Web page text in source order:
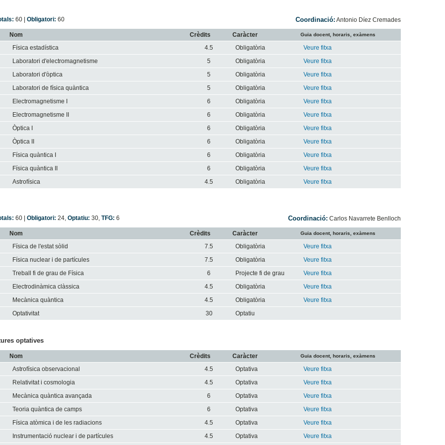
Coordinació: Antonio Díez Cremades
60| Obligatori: 60
Nom Crèdits Caràcter Guia docent, horaris, exàmens
Física estadística 4.5 Obligatòria
Veure fitxa
Laboratori d'electromagnetisme
5 Obligatòria
Veure fitxa
Laboratori d'òptica
5 Obligatòria
Veure fitxa
Laboratori de física quàntica
5 Obligatòria
Veure fitxa
Electromagnetisme I
6 Obligatòria
Veure fitxa
Electromagnetisme II
6 Obligatòria
Veure fitxa
Òptica I
6 Obligatòria
Veure fitxa
Òptica II
6 Obligatòria
Veure fitxa
Física quàntica I
6 Obligatòria
Veure fitxa
Física quàntica II
6 Obligatòria
Veure fitxa
Astrofísica
4.5 Obligatòria Veure fitxa
Coordinació: Carlos Navarrete Benlloch
60| Obligatori: 24, Optatiu: 30, TFG: 6
Nom Crèdits Caràcter Guia docent, horaris, exàmens
Física de l'estat sòlid 7.5 Obligatòria
Veure fitxa
Física nuclear i de partícules
7.5 Obligatòria
Veure fitxa
Treball fi de grau de Física
6 Projecte fi de grau
Veure fitxa
Electrodinàmica clàssica
4.5 Obligatòria
Veure fitxa
Mecànica quàntica
4.5 Obligatòria
Veure fitxa
Optativitat
30 Optatiu
optatives
Nom Crèdits Caràcter Guia docent, horaris, exàmens
Astrofísica observacional 4.5 Optativa
Veure fitxa
Relativitat i cosmologia
4.5 Optativa
Veure fitxa
Mecànica quàntica avançada
6 Optativa
Veure fitxa
Teoria quàntica de camps
6 Optativa
Veure fitxa
Física atòmica i de les radiacions
4.5 Optativa
Veure fitxa
Instrumentació nuclear i de partícules
4.5 Optativa Veure fitxa